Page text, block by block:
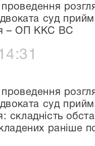
суд
– ОП ККС ВС
суд
складність
раніше